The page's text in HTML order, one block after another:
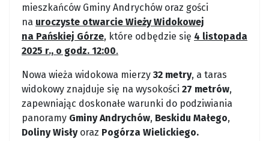
mieszkańców Gminy Andrychów oraz gości
na uroczyste otwarcie Wieży Widokowej
na Pańskiej Górze, które odbędzie się 4 listopada
2025 r., o godz. 12:00.
Nowa wieża widokowa mierzy 32 metry, a taras
widokowy znajduje się na wysokości 27 metrów,
zapewniając doskonałe warunki do podziwiania
panoramy Gminy Andrychów, Beskidu Małego,
Doliny Wisłyoraz Pogórza Wielickiego.